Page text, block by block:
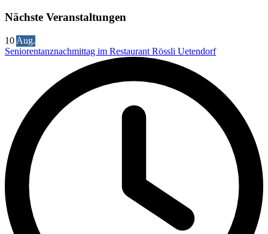
Nächste Veranstaltungen
10 Aug.
Seniorentanznachmittag im Restaurant Rössli Uetendorf